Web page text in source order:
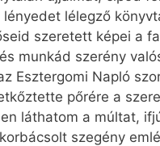
lélegző
szeretett képei a
munkád szerény
Esztergomi Napló
pőrére a
láthatom a múltat,
szegény